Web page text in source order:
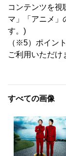
コンテンツを視
マ」「アニメ」
す。)
（※5）ポイン
ご利用いただけ
すべての画像